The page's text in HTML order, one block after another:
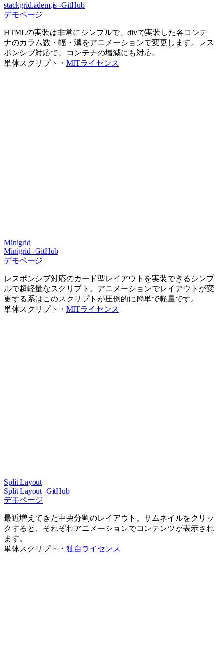
stackgrid.adem.js -GitHub
デモページ
HTMLの実装は非常にシンプルで、divで実装した各コンテ
ナのカラム数・幅・溝をアニメーションで変更します。レス
ポンシブ対応で、コンテナの増減にも対応。
単体スクリプト・ MITライセンス
Minigrid
Minigrid -GitHub
デモページ
レスポンシブ対応のカード型レイアウトを実装できるシンプ
ルで超軽量なスクリプト。アニメーションでレイアウトが変
更する系はこのスクリプトが圧倒的に簡単で軽量です。
単体スクリプト・ MITライセンス
Split Layout
Split Layout -GitHub
デモページ
最近増えてきた中央分割のレイアウト。サムネイルをクリッ
クすると、それぞれアニメーションでコンテンツが表示され
ます。
単体スクリプト・ 独自ライセンス